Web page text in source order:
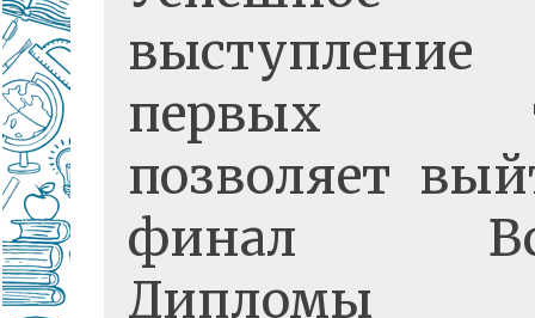
первых
позволяет
финал
Дипломы